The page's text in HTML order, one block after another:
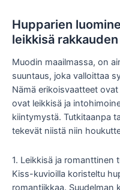
Hupparien
leikkisä
Muodin maailmassa, on
suuntaus, joka valloittaa
Nämä erikoisvaatteet
ovat leikkisä ja
kiintymystä. Tutkitaanpa
tekevät niistä niin
1. Leikkisä ja romanttinen
Kiss-kuvioilla koristeltu
romantiikkaa. Suudelman